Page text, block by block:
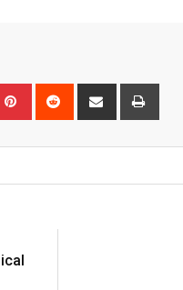
Pinterest Reddit
Share